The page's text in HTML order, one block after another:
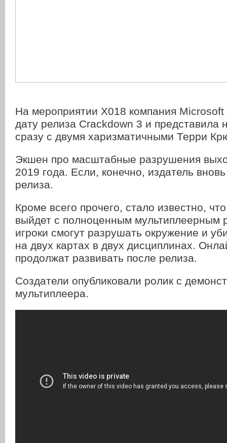
На мероприятии X018 компания
дату релиза Crackdown 3 и представила
сразу с двумя харизматичными Терри
Экшен про масштабные разрушения
2019 года. Если, конечно, издатель
релиза.
Кроме всего прочего, стало известно,
выйдет с полноценным мультиплеерным
игроки смогут разрушать окружение и
на двух картах в двух дисциплинах.
продолжат развивать после релиза.
Создатели опубликовали ролик с
мультиплеера.